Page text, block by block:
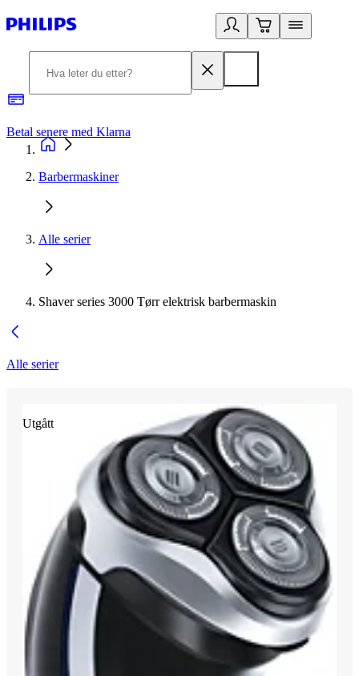
Betal senere med Klarna
Barbermaskiner
Alle serier
Shaver series 3000 Tørr elektrisk barbermaskin
Alle serier
Utgått